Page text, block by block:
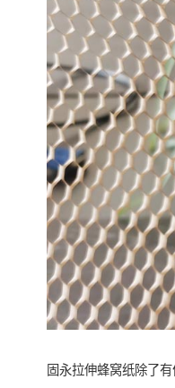
固永拉伸蜂窝纸除了